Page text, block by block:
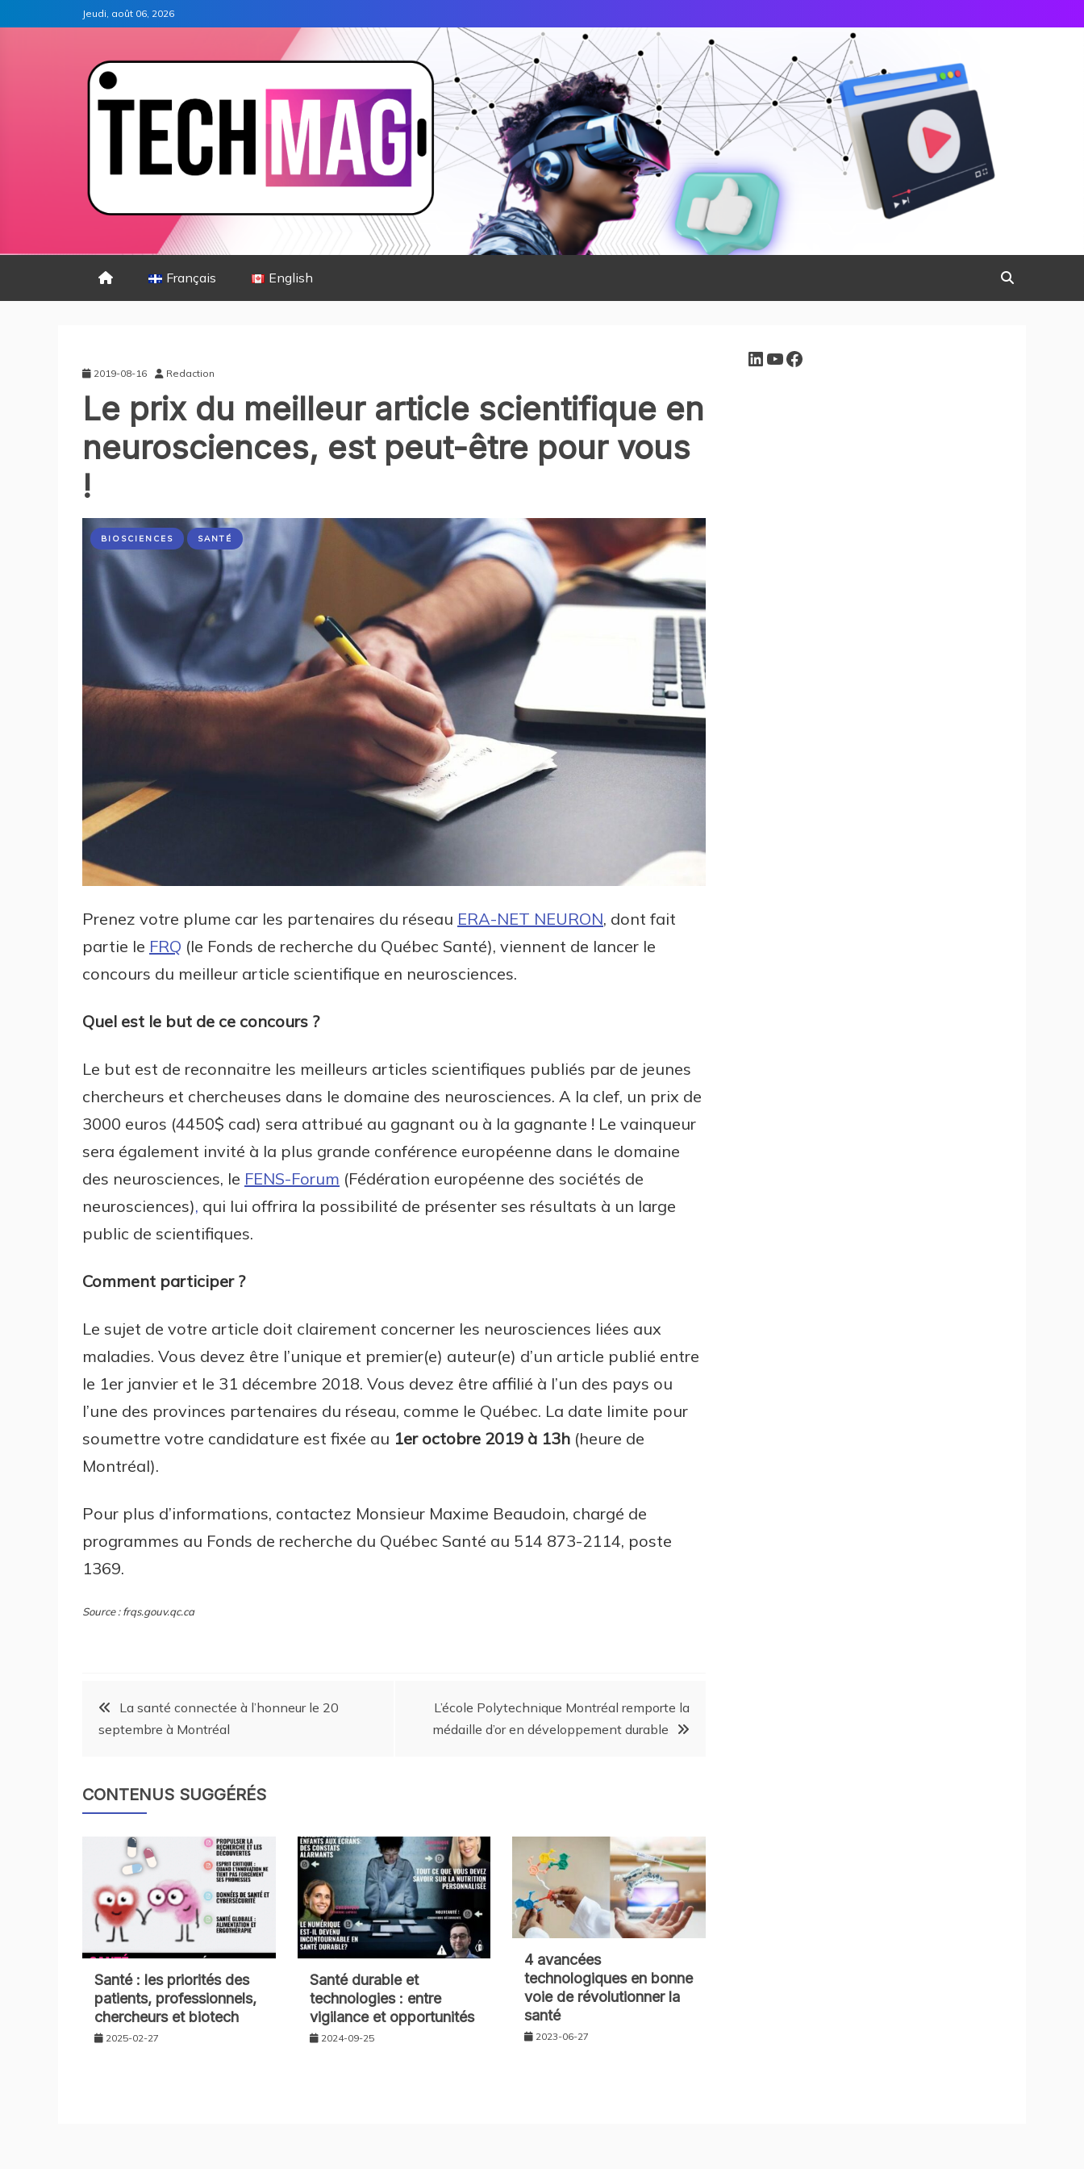
Jeudi, août 06, 2026
Français English
2019-08-16 Redaction
Le prix du meilleur article scientifique en
neurosciences, est peut-être pour vous
!
BIOSCIENCES SANTÉ
Prenez votre plume car les partenaires du réseau ERA-NET NEURON, dont fait
partie le FRQ (le Fonds de recherche du Québec Santé), viennent de lancer le
concours du meilleur article scientifique en neurosciences.
Quel est le but de ce concours ?
Le but est de reconnaitre les meilleurs articles scientifiques publiés par de jeunes
chercheurs et chercheuses dans le domaine des neurosciences. A la clef, un prix de
3000 euros (4450$ cad) sera attribué au gagnant ou à la gagnante ! Le vainqueur
sera également invité à la plus grande conférence européenne dans le domaine
des neurosciences, le FENS-Forum (Fédération européenne des sociétés de
neurosciences), qui lui offrira la possibilité de présenter ses résultats à un large
public de scientifiques.
Comment participer ?
Le sujet de votre article doit clairement concerner les neurosciences liées aux
maladies. Vous devez être l’unique et premier(e) auteur(e) d’un article publié entre
le 1er janvier et le 31 décembre 2018. Vous devez être affilié à l’un des pays ou
l’une des provinces partenaires du réseau, comme le Québec. La date limite pour
soumettre votre candidature est fixée au 1er octobre 2019 à 13h (heure de
Montréal).
Pour plus d’informations, contactez Monsieur Maxime Beaudoin, chargé de
programmes au Fonds de recherche du Québec Santé au 514 873-2114, poste
1369.
Source : frqs.gouv.qc.ca
La santé connectée à l’honneur le 20
septembre à Montréal
L’école Polytechnique Montréal remporte la
médaille d’or en développement durable
CONTENUS SUGGÉRÉS
Santé : les priorités des
patients, professionnels,
chercheurs et biotech
2025-02-27
Santé durable et
technologies : entre
vigilance et opportunités
2024-09-25
4 avancées
technologiques en bonne
voie de révolutionner la
santé
2023-06-27